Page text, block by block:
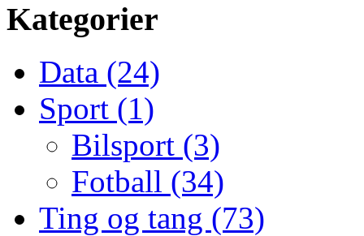
Kategorier
Data (24)
Sport (1)
Bilsport (3)
Fotball (34)
Ting og tang (73)